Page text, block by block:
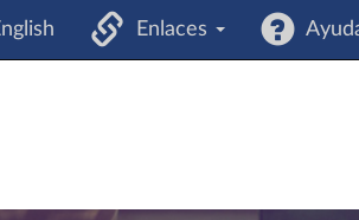
Enlaces